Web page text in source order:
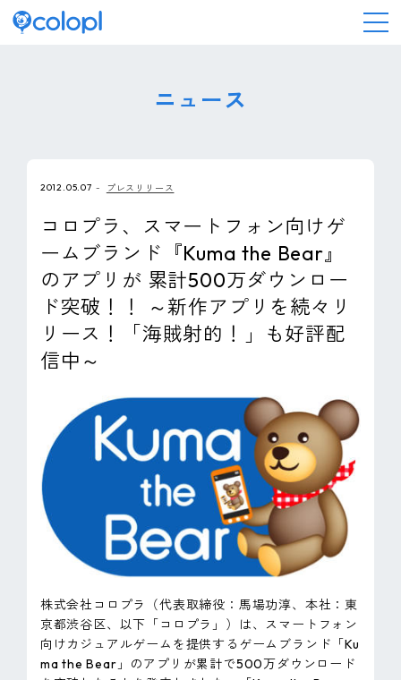
IR情報
採用情報
サステナビリティ
ピンマーク
ニュース
2012.05.07 プレスリリース
コロプラ、スマートフォン向けゲ
ームブランド『Kuma the Bear』
のアプリが 累計500万ダウンロー
ド突破！！ ～新作アプリを続々リ
リース！「海賊射的！」も好評配
信中～
株式会社コロプラ（代表取締役：馬場功淳、本社：東
京都渋谷区、以下「コロプラ」）は、スマートフォン
向けカジュアルゲームを提供するゲームブランド「Ku
ma the Bear」のアプリが累計で500万ダウンロード